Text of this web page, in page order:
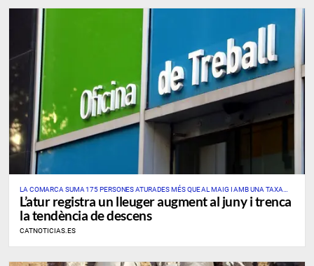
LA COMARCA SUMA 175 PERSONES ATURADES MÉS QUE AL MAIG I AMB UNA TAXA
PROVISIONAL DEL 7,69%
L’atur registra un lleuger augment al juny i trenca
la tendència de descens
CATNOTICIAS.ES